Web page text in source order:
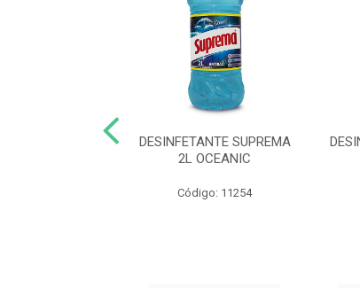
DESINFETANTE SUPREMA
2L OCEANIC
Código: 11254